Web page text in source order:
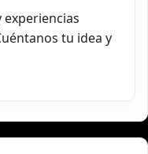
experiencias
tu idea y